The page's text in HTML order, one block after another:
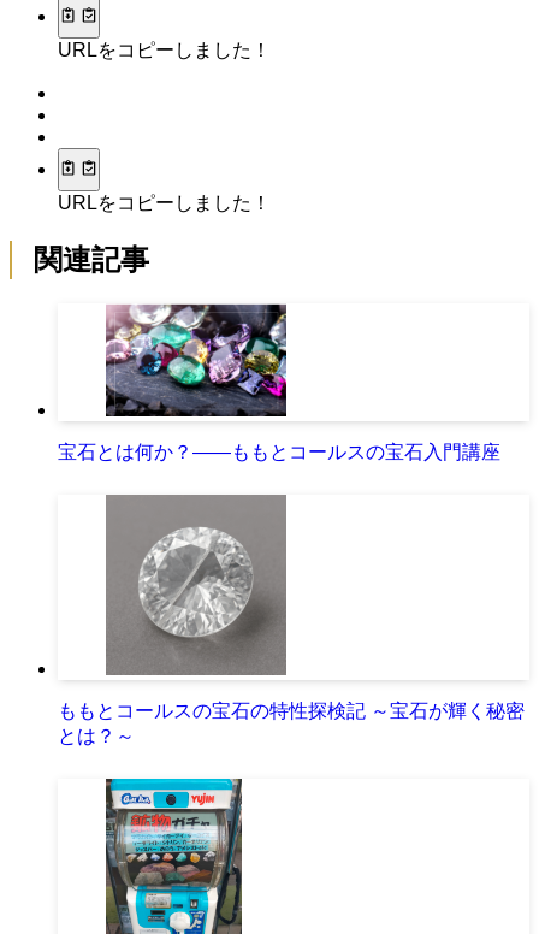
URLをコピーしました！
URLをコピーしました！
関連記事
宝石とは何か？――ももとコールスの宝石入門講座
ももとコールスの宝石の特性探検記 ～宝石が輝く秘密
とは？～